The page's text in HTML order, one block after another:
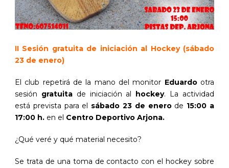
II Sesión gratuita de iniciación al Hockey (sábado
23 de enero)
El club repetirá de la mano del monitor Eduardootra
sesión gratuitade iniciación al hockey. La actividad
está prevista para el sábado 23 de enerode 15:00 a
17:00 h. en el Centro Deportivo Arjona.
¿Qué veré y qué material necesito?
Se trata de una toma de contacto con el hockey sobre